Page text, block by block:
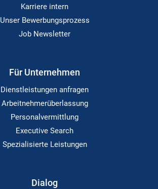
Karriere intern
Unser Bewerbungsprozess
Job Newsletter
Für Unternehmen
Dienstleistungen anfragen
Arbeitnehmerüberlassung
Personalvermittlung
Executive Search
Spezialisierte Leistungen
Dialog